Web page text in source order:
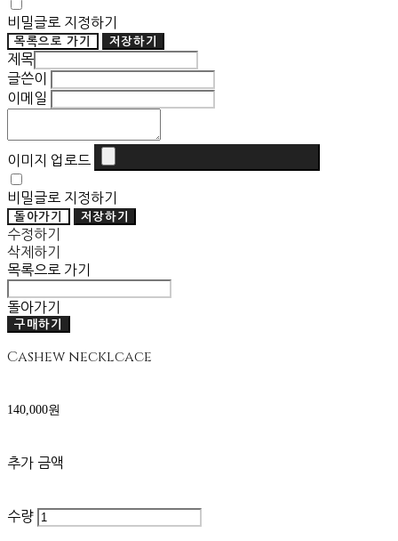
비밀글로 지정하기
목록으로 가기 저장하기
제목
글쓴이
이메일
이미지 업로드
비밀글로 지정하기
돌아가기 저장하기
수정하기
삭제하기
목록으로 가기
돌아가기
구매하기
Cashew necklcace
140,000원
추가 금액
수량